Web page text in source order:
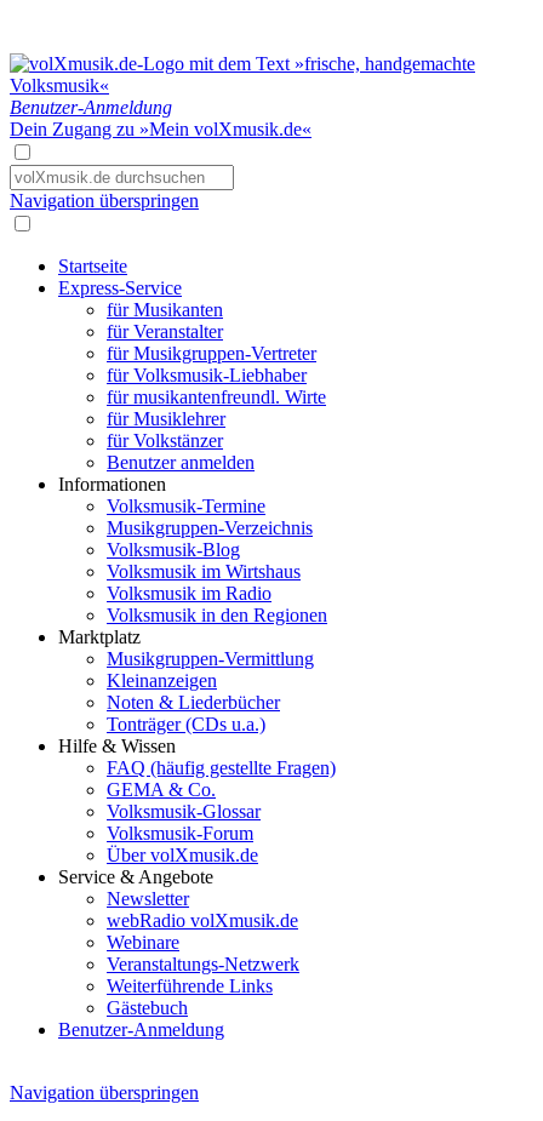
Benutzer-Anmeldung
Dein Zugang zu »Mein volXmusik.de«
Navigation überspringen
Startseite
Express-Service
für Musikanten
für Veranstalter
für Musikgruppen-Vertreter
für Volksmusik-Liebhaber
für musikantenfreundl. Wirte
für Musiklehrer
für Volkstänzer
Benutzer anmelden
Informationen
Volksmusik-Termine
Musikgruppen-Verzeichnis
Volksmusik-Blog
Volksmusik im Wirtshaus
Volksmusik im Radio
Volksmusik in den Regionen
Marktplatz
Musikgruppen-Vermittlung
Kleinanzeigen
Noten & Liederbücher
Tonträger (CDs u.a.)
Hilfe & Wissen
FAQ (häufig gestellte Fragen)
GEMA & Co.
Volksmusik-Glossar
Volksmusik-Forum
Über volXmusik.de
Service & Angebote
Newsletter
webRadio volXmusik.de
Webinare
Veranstaltungs-Netzwerk
Weiterführende Links
Gästebuch
Benutzer-Anmeldung
Navigation überspringen